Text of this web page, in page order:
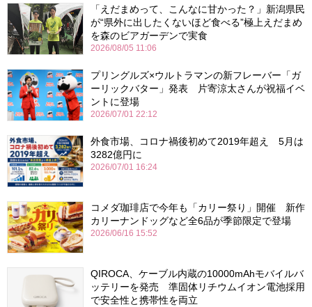
「えだまめって、こんなに甘かった？」新潟県民
が“県外に出したくないほど食べる”極上えだまめ
を森のビアガーデンで実食
2026/08/05 11:06
プリングルズ×ウルトラマンの新フレーバー「ガ
ーリックバター」発表 片寄涼太さんが祝福イベ
ントに登場
2026/07/01 22:12
外食市場、コロナ禍後初めて2019年超え 5月は
3282億円に
2026/07/01 16:24
コメダ珈琲店で今年も「カリー祭り」開催 新作
カリーナンドッグなど全6品が季節限定で登場
2026/06/16 15:52
QIROCA、ケーブル内蔵の10000mAhモバイルバ
ッテリーを発売 準固体リチウムイオン電池採用
で安全性と携帯性を両立